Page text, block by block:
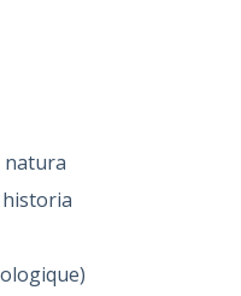
natura